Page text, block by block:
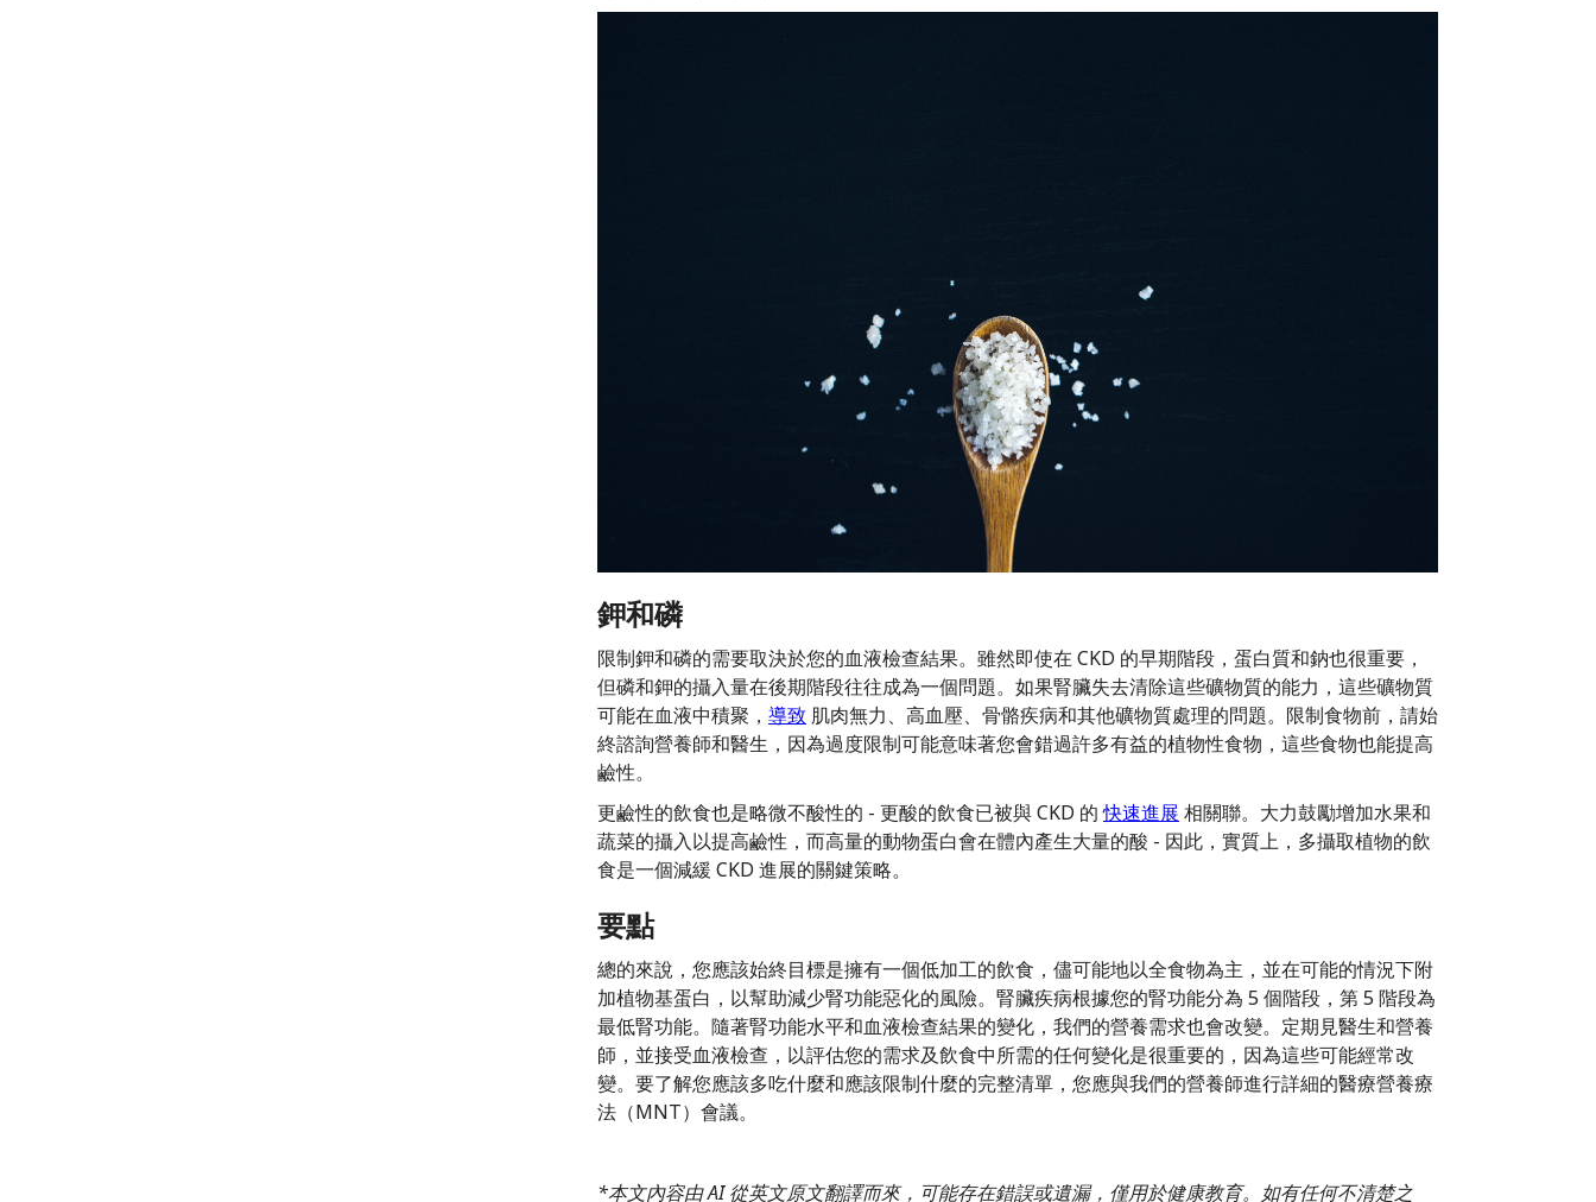
鉀和磷
限制鉀和磷的需要取決於您的血液檢查結果。雖然即使在 CKD 的早期階段，蛋白質和鈉也很重要，
但磷和鉀的攝入量在後期階段往往成為一個問題。如果腎臟失去清除這些礦物質的能力，這些礦物質
可能在血液中積聚， 導致肌肉無力、高血壓、骨骼疾病和其他礦物質處理的問題。限制食物前，請始
終諮詢營養師和醫生，因為過度限制可能意味著您會錯過許多有益的植物性食物，這些食物也能提高
鹼性。
更鹼性的飲食也是略微不酸性的 - 更酸的飲食已被與 CKD 的快速進展 相關聯。大力鼓勵增加水果和
蔬菜的攝入以提高鹼性，而高量的動物蛋白會在體內產生大量的酸 - 因此，實質上，多攝取植物的飲
食是一個減緩 CKD 進展的關鍵策略。
要點
總的來說，您應該始終目標是擁有一個低加工的飲食，儘可能地以全食物為主，並在可能的情況下附
加植物基蛋白，以幫助減少腎功能惡化的風險。腎臟疾病根據您的腎功能分為 5 個階段，第 5 階段為
最低腎功能。隨著腎功能水平和血液檢查結果的變化，我們的營養需求也會改變。定期見醫生和營養
師，並接受血液檢查，以評估您的需求及飲食中所需的任何變化是很重要的，因為這些可能經常改
變。要了解您應該多吃什麼和應該限制什麼的完整清單，您應與我們的營養師進行詳細的醫療營養療
法（MNT）會議。
*本文內容由 AI 從英文原文翻譯而來，可能存在錯誤或遺漏，僅用於健康教育。如有任何不清楚之